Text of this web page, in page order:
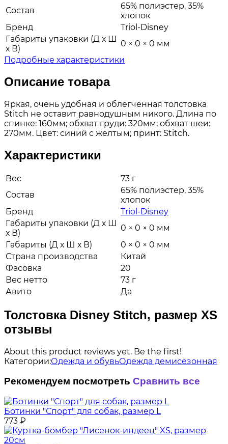
Состав
65% полиэстер, 35%
хлопок
Бренд
Triol-Disney
Габариты упаковки (Д х Ш
х В)
0 × 0 × 0 мм
Подробные характеристики
Описание товара
Яркая, очень удобная и облегченная толстовка
Stitch не оставит равнодушным никого. Длина по
спинке: 160мм; обхват груди: 320мм; обхват шеи:
270мм. Цвет: синий с желтым; принт: Stitch.
Характеристики
Вес
73 г
Состав
65% полиэстер, 35%
хлопок
Бренд
Triol-Disney
Габариты упаковки (Д х Ш
х В)
0 × 0 × 0 мм
Габариты (Д х Ш х В)
0 × 0 × 0 мм
Страна производства
Китай
Фасовка
20
Вес нетто
73 г
Авито
Да
Толстовка Disney Stitch, размер XS
отзывы
About this product reviews yet. Be the first!
Категории:Одежда и обувьОдежда демисезонная
Рекомендуем посмотреть Сравнить все
Ботинки "Спорт" для собак, размер L
773 ₽